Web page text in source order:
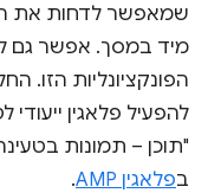
שמאפשר לדחות את
מיד במסך. אפשר גם
להפעיל פלאגין
"תוכן – תמונות
בפלאגין AMP .